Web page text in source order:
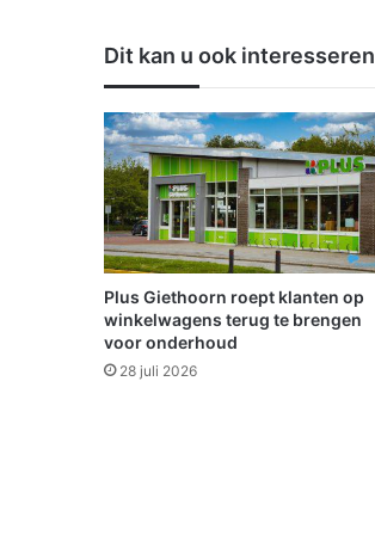
e
l
d
e
r
s
Dit kan u ook interesseren
Plus Giethoorn roept klanten op
winkelwagens terug te brengen
voor onderhoud
28 juli 2026